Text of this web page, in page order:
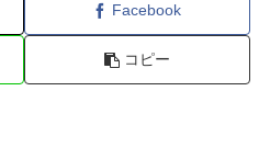
Facebook
コピー